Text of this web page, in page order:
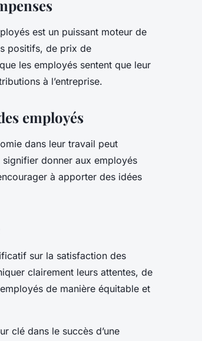
est un puissant moteur de
positifs, de prix de
les employés sentent que leur
à l’entreprise.
employés
dans leur travail peut
donner aux employés
à apporter des idées
sur la satisfaction des
clairement leurs attentes, de
de manière équitable et
clé dans le succès d’une